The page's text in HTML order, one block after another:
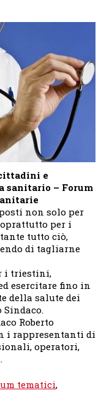
e
sanitario – Forum
non solo per
per i
tutto ciò,
di tagliarne
i triestini,
esercitare fino in
della salute dei
Roberto
i rappresentanti di
operatori,
tematici,